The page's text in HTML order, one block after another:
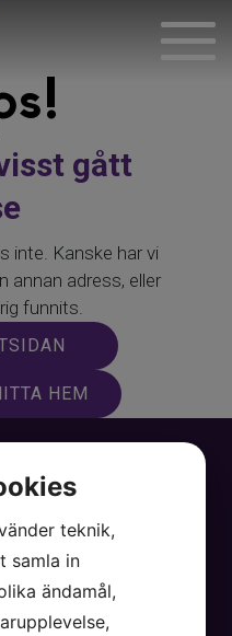
gått
inte. Kanske har vi
annan adress, eller
funnits.
HEM
teknik,
samla in
ändamål,